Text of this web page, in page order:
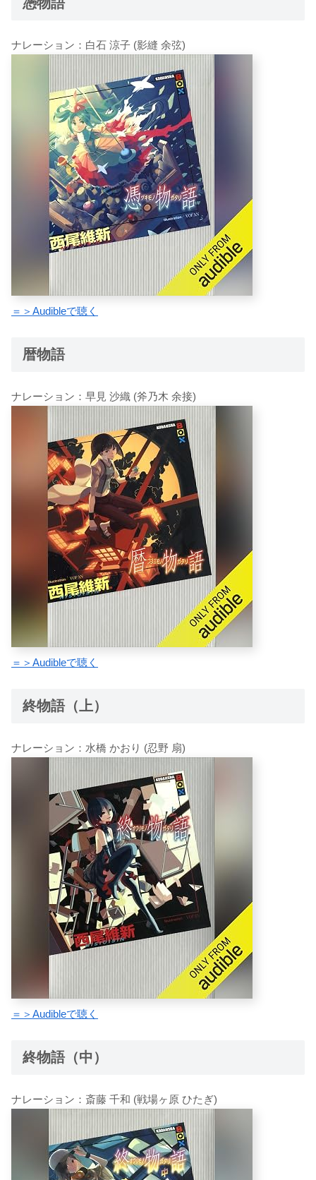
ナレーション：白石 涼子 (影縫 余弦)
＝＞Audibleで聴く
暦物語
ナレーション：早見 沙織 (斧乃木 余接)
＝＞Audibleで聴く
終物語（上）
ナレーション：水橋 かおり (忍野 扇)
＝＞Audibleで聴く
終物語（中）
ナレーション：斎藤 千和 (戦場ヶ原 ひたぎ)